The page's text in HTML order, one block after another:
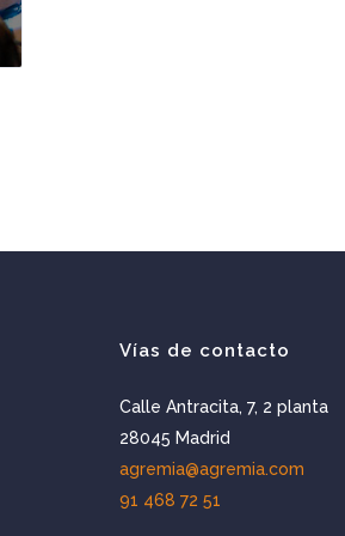
Vías de contacto
Calle Antracita, 7, 2 planta
28045 Madrid
agremia@agremia.com
91 468 72 51